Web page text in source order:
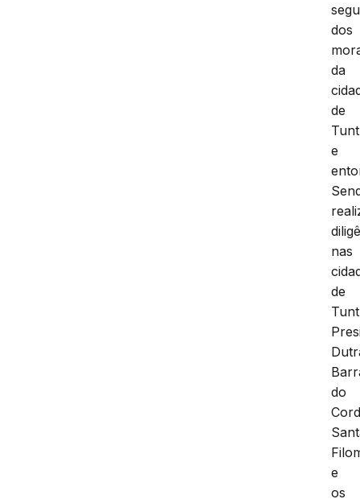
dos
da
de
e
nas
de
do
e
os